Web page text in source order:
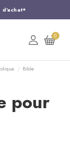
d'achat*
74 15
même !
0
Bible
pour